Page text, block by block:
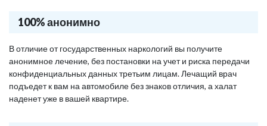
100% анонимно
В отличие от государственных наркологий вы получите
анонимное лечение, без постановки на учет и риска передачи
конфиденциальных данных третьим лицам. Лечащий врач
подъедет к вам на автомобиле без знаков отличия, а халат
наденет уже в вашей квартире.